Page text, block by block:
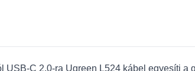
USB-C 2.0-ra Ugreen L524 kábel egyesíti a